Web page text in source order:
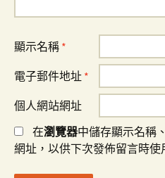
顯示名稱 *
電子郵件地址 *
個人網站網址
在瀏覽器中儲存顯示名稱
網址，以供下次發佈留言時使